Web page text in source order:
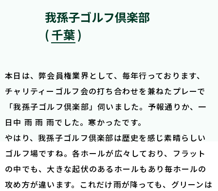
我孫子ゴルフ倶楽部
( 千葉 )
本日は、弊会員権業界として、毎年行っております、
チャリティーゴルフ会の打ち合わせを兼ねたプレーで
「我孫子ゴルフ倶楽部」伺いました。予報通りか、一
日中 雨 雨 雨でした。寒かったです。
やはり、我孫子ゴルフ倶楽部は歴史を感じ素晴らしい
ゴルフ場ですね。各ホールが広々しており、フラット
の中でも、大きな起伏のあるホールもあり毎ホールの
攻め方が違います。これだけ雨が降っても、グリーンは